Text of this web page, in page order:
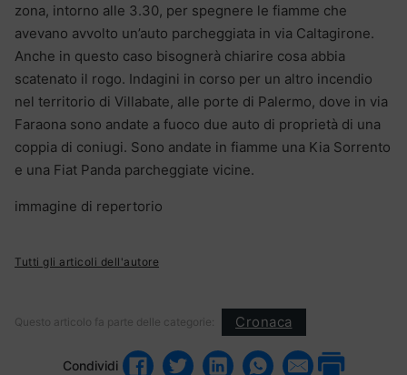
zona, intorno alle 3.30, per spegnere le fiamme che
avevano avvolto un’auto parcheggiata in via Caltagirone.
Anche in questo caso bisognerà chiarire cosa abbia
scatenato il rogo. Indagini in corso per un altro incendio
nel territorio di Villabate, alle porte di Palermo, dove in via
Faraona sono andate a fuoco due auto di proprietà di una
coppia di coniugi. Sono andate in fiamme una Kia Sorrento
e una Fiat Panda parcheggiate vicine.
immagine di repertorio
Tutti gli articoli dell'autore
Questo articolo fa parte delle categorie: Cronaca
Condividi